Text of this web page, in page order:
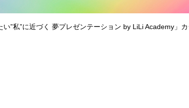
い”私”に近づく 夢プレゼンテーション by LiLi Academy」